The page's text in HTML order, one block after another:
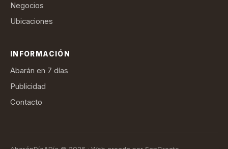
Negocios
Ubicaciones
INFORMACIÓN
Abarán en 7 días
Publicidad
Contacto